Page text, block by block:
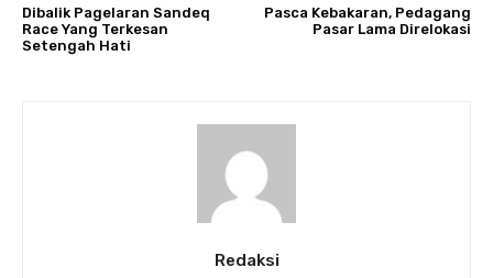
Dibalik Pagelaran Sandeq
Race Yang Terkesan
Setengah Hati
Pasca Kebakaran, Pedagang
Pasar Lama Direlokasi
Redaksi